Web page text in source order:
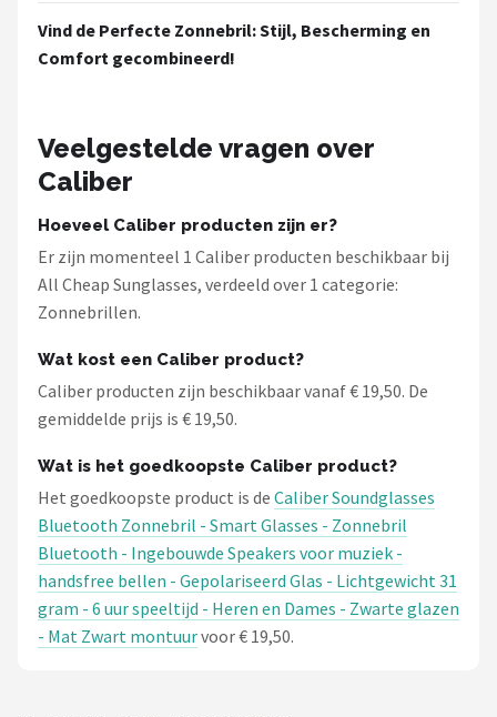
Vind de Perfecte Zonnebril: Stijl, Bescherming en
Comfort gecombineerd!
Veelgestelde vragen over
Caliber
Hoeveel Caliber producten zijn er?
Er zijn momenteel 1 Caliber producten beschikbaar bij
All Cheap Sunglasses, verdeeld over 1 categorie:
Zonnebrillen.
Wat kost een Caliber product?
Caliber producten zijn beschikbaar vanaf € 19,50. De
gemiddelde prijs is € 19,50.
Wat is het goedkoopste Caliber product?
Het goedkoopste product is de Caliber Soundglasses
Bluetooth Zonnebril - Smart Glasses - Zonnebril
Bluetooth - Ingebouwde Speakers voor muziek -
handsfree bellen - Gepolariseerd Glas - Lichtgewicht 31
gram - 6 uur speeltijd - Heren en Dames - Zwarte glazen
- Mat Zwart montuurvoor € 19,50.